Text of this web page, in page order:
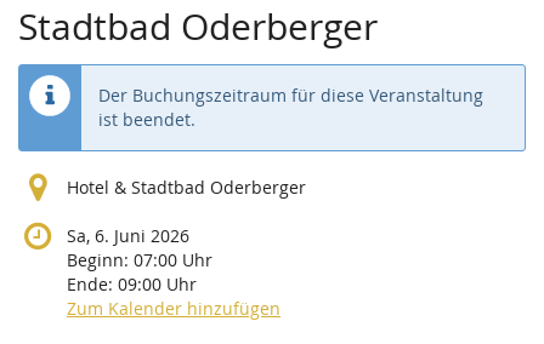
Stadtbad Oderberger
Der Buchungszeitraum für diese Veranstaltung
ist beendet.
Hotel & Stadtbad Oderberger
Sa, 6. Juni 2026
Beginn: 07:00 Uhr
Ende: 09:00 Uhr
Zum Kalender hinzufügen